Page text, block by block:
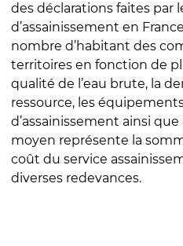
des déclarations faites par
d’assainissement en
nombre d’habitant des
territoires en fonction de
qualité de l’eau brute, la
ressource, les
d’assainissement ainsi
moyen représente la
coût du service
diverses redevances.